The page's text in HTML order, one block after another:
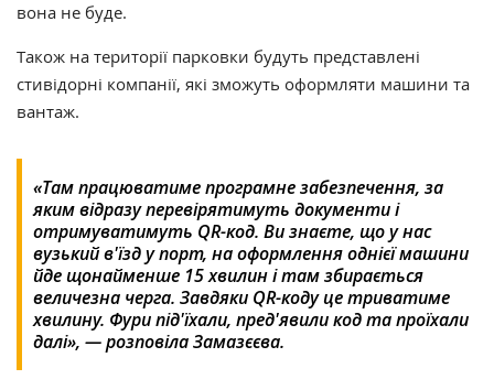
вона не буде.
Також на території парковки будуть представлені
стивідорні компанії, які зможуть оформляти машини та
вантаж.
«Там працюватиме програмне забезпечення, за
яким відразу перевірятимуть документи і
отримуватимуть QR-код. Ви знаєте, що у нас
вузький в'їзд у порт, на оформлення однієї машини
йде щонайменше 15 хвилин і там збирається
величезна черга. Завдяки QR-коду це триватиме
хвилину. Фури під'їхали, пред'явили код та проїхали
далі», — розповіла Замазєєва.